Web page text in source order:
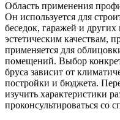
Область применения
Он используется для
беседок, гаражей и
эстетическим качествам,
применяется для
помещений. Выбор
бруса зависит от
постройки и бюджета.
изучить характеристики
проконсультироваться со